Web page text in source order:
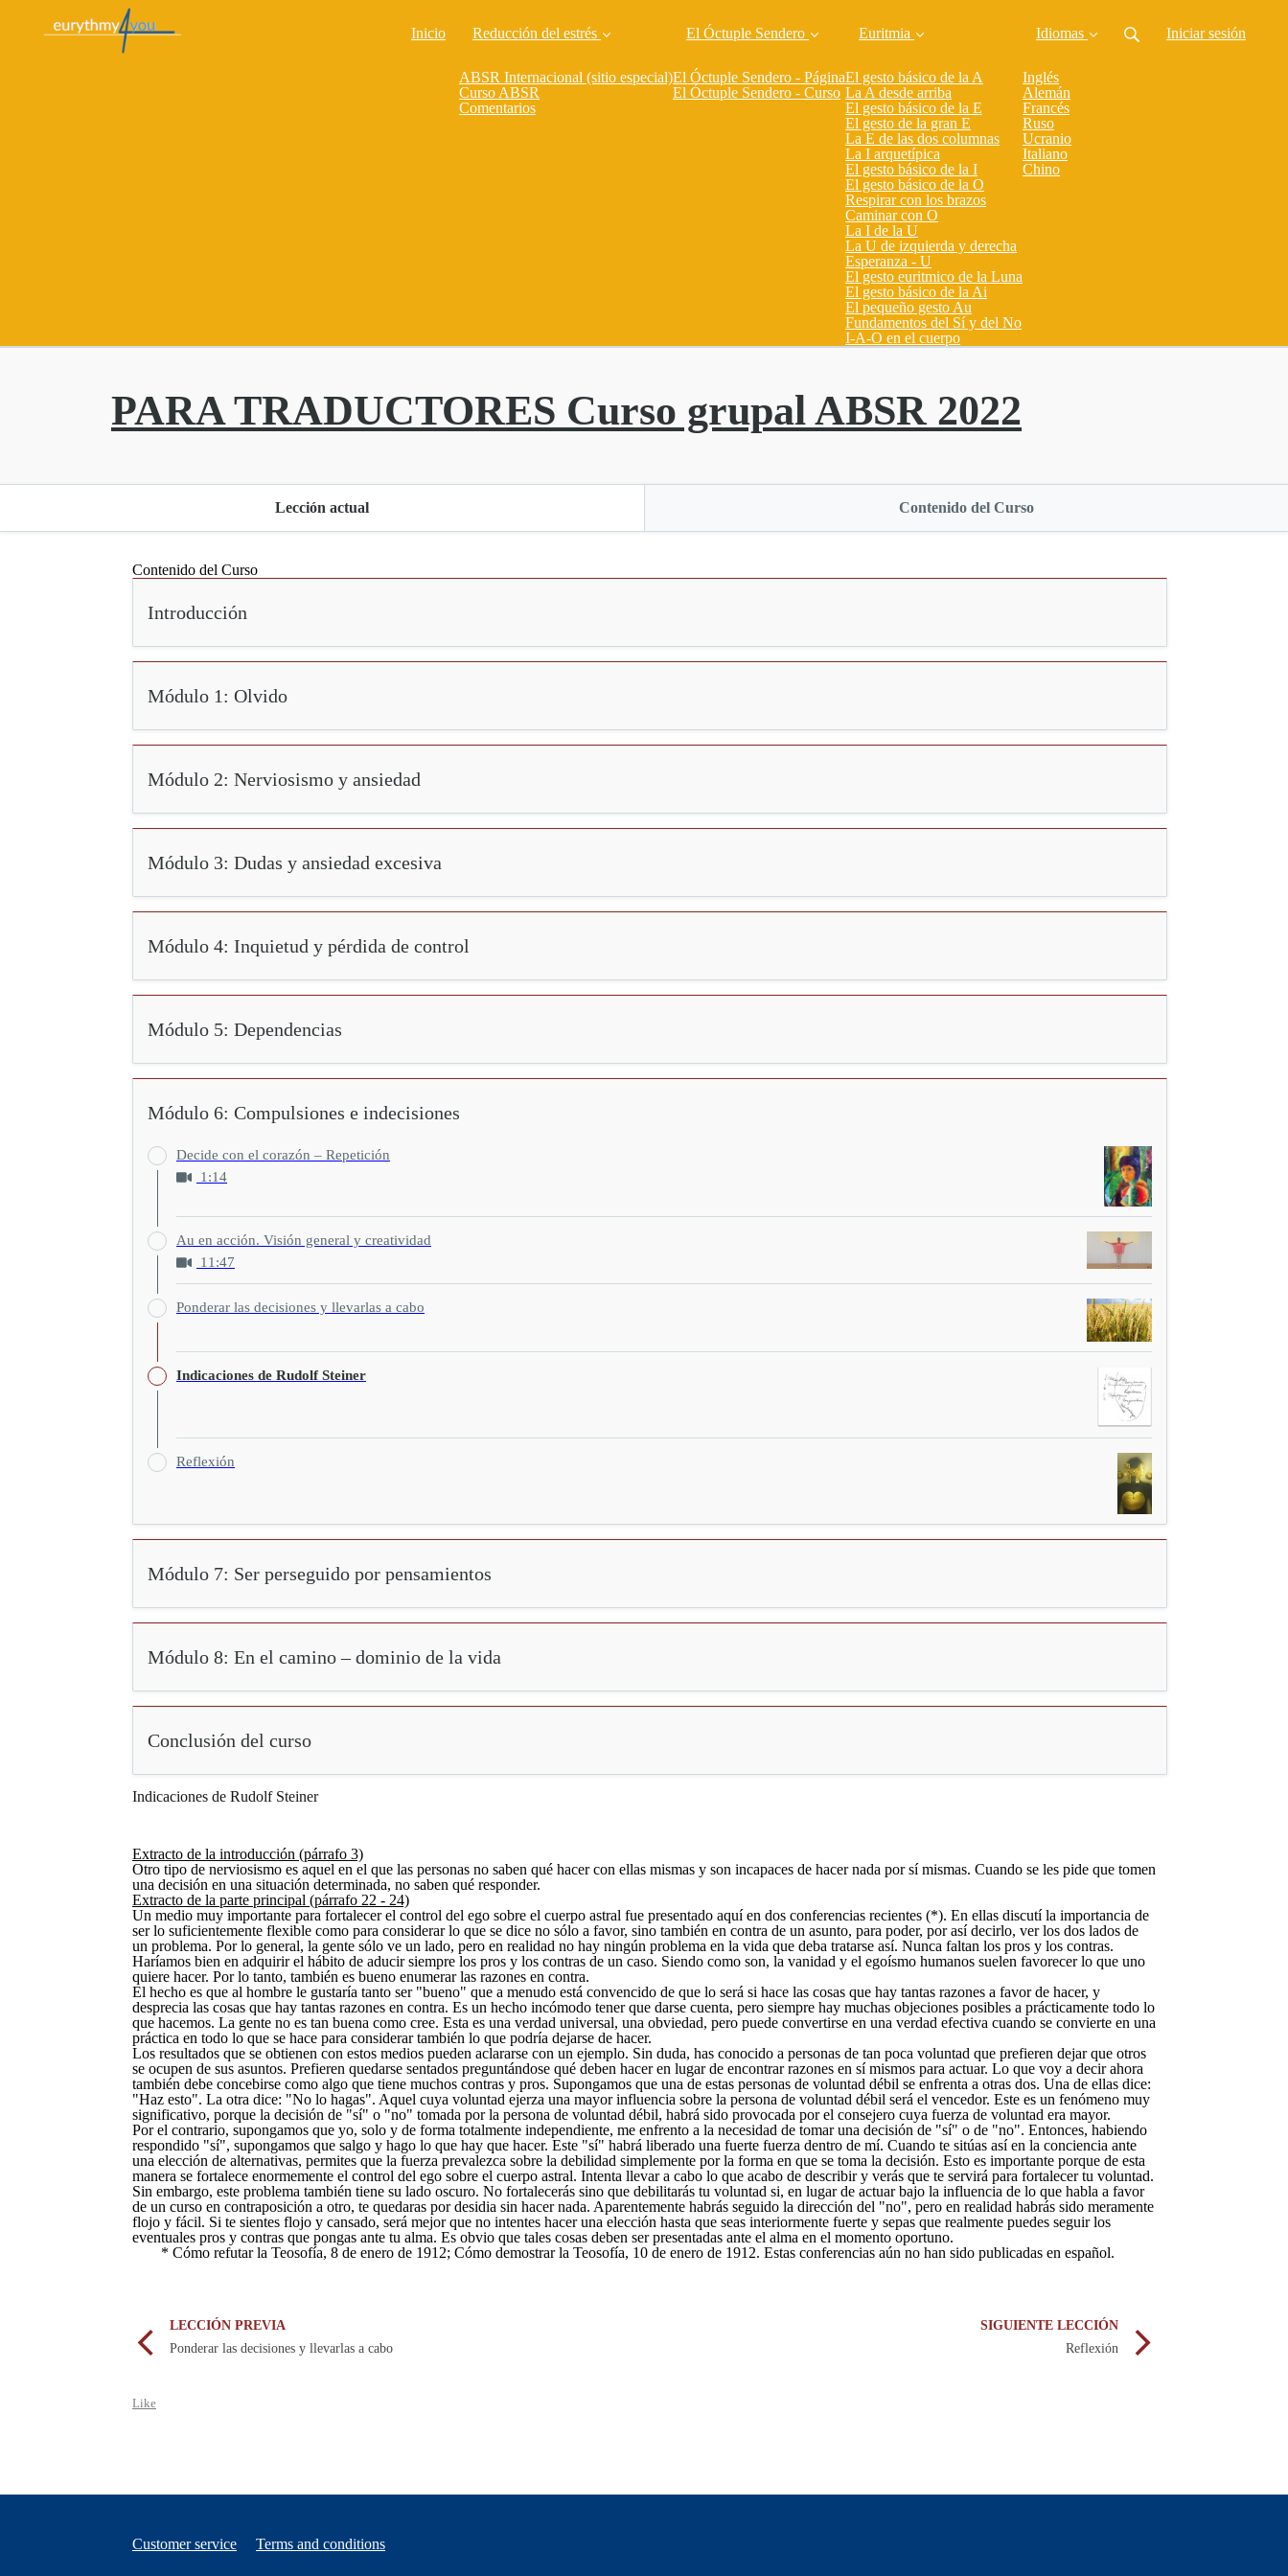
Inicio Reducción del estrés
ABSR Internacional (sitio especial)
Curso ABSR
Comentarios
El Óctuple Sendero
El Óctuple Sendero - Página
El Óctuple Sendero - Curso
Euritmia
El gesto básico de la A
La A desde arriba
El gesto básico de la E
El gesto de la gran E
La E de las dos columnas
La I arquetípica
El gesto básico de la I
El gesto básico de la O
Respirar con los brazos
Caminar con O
La I de la U
La U de izquierda y derecha
Esperanza - U
El gesto euritmico de la Luna
El gesto básico de la Ai
El pequeño gesto Au
Fundamentos del Sí y del No
I-A-O en el cuerpo
Idiomas
Inglés
Alemán
Francés
Ruso
Ucranio
Italiano
Chino
Iniciar sesión
PARA TRADUCTORES Curso grupal ABSR 2022
Lección actual Contenido del Curso
Contenido del Curso
Introducción
Módulo 1: Olvido
Módulo 2: Nerviosismo y ansiedad
Módulo 3: Dudas y ansiedad excesiva
Módulo 4: Inquietud y pérdida de control
Módulo 5: Dependencias
Módulo 6: Compulsiones e indecisiones
Decide con el corazón – Repetición
1:14
Au en acción. Visión general y creatividad
11:47
Ponderar las decisiones y llevarlas a cabo
Indicaciones de Rudolf Steiner
Reflexión
Módulo 7: Ser perseguido por pensamientos
Módulo 8: En el camino – dominio de la vida
Conclusión del curso
Indicaciones de Rudolf Steiner
Extracto de la introducción (párrafo 3)
Otro tipo de nerviosismo es aquel en el que las personas no saben qué hacer con ellas mismas y son incapaces de hacer nada por sí mismas. Cuando se les pide que tomen
una decisión en una situación determinada, no saben qué responder.
Extracto de la parte principal (párrafo 22 - 24)
Un medio muy importante para fortalecer el control del ego sobre el cuerpo astral fue presentado aquí en dos conferencias recientes (*). En ellas discutí la importancia de
ser lo suficientemente flexible como para considerar lo que se dice no sólo a favor, sino también en contra de un asunto, para poder, por así decirlo, ver los dos lados de
un problema. Por lo general, la gente sólo ve un lado, pero en realidad no hay ningún problema en la vida que deba tratarse así. Nunca faltan los pros y los contras.
Haríamos bien en adquirir el hábito de aducir siempre los pros y los contras de un caso. Siendo como son, la vanidad y el egoísmo humanos suelen favorecer lo que uno
quiere hacer. Por lo tanto, también es bueno enumerar las razones en contra.
El hecho es que al hombre le gustaría tanto ser "bueno" que a menudo está convencido de que lo será si hace las cosas que hay tantas razones a favor de hacer, y
desprecia las cosas que hay tantas razones en contra. Es un hecho incómodo tener que darse cuenta, pero siempre hay muchas objeciones posibles a prácticamente todo lo
que hacemos. La gente no es tan buena como cree. Esta es una verdad universal, una obviedad, pero puede convertirse en una verdad efectiva cuando se convierte en una
práctica en todo lo que se hace para considerar también lo que podría dejarse de hacer.
Los resultados que se obtienen con estos medios pueden aclararse con un ejemplo. Sin duda, has conocido a personas de tan poca voluntad que prefieren dejar que otros
se ocupen de sus asuntos. Prefieren quedarse sentados preguntándose qué deben hacer en lugar de encontrar razones en sí mismos para actuar. Lo que voy a decir ahora
también debe concebirse como algo que tiene muchos contras y pros. Supongamos que una de estas personas de voluntad débil se enfrenta a otras dos. Una de ellas dice:
"Haz esto". La otra dice: "No lo hagas". Aquel cuya voluntad ejerza una mayor influencia sobre la persona de voluntad débil será el vencedor. Este es un fenómeno muy
significativo, porque la decisión de "sí" o "no" tomada por la persona de voluntad débil, habrá sido provocada por el consejero cuya fuerza de voluntad era mayor.
Por el contrario, supongamos que yo, solo y de forma totalmente independiente, me enfrento a la necesidad de tomar una decisión de "sí" o de "no". Entonces, habiendo
respondido "sí", supongamos que salgo y hago lo que hay que hacer. Este "sí" habrá liberado una fuerte fuerza dentro de mí. Cuando te sitúas así en la conciencia ante
una elección de alternativas, permites que la fuerza prevalezca sobre la debilidad simplemente por la forma en que se toma la decisión. Esto es importante porque de esta
manera se fortalece enormemente el control del ego sobre el cuerpo astral. Intenta llevar a cabo lo que acabo de describir y verás que te servirá para fortalecer tu voluntad.
Sin embargo, este problema también tiene su lado oscuro. No fortalecerás sino que debilitarás tu voluntad si, en lugar de actuar bajo la influencia de lo que habla a favor
de un curso en contraposición a otro, te quedaras por desidia sin hacer nada. Aparentemente habrás seguido la dirección del "no", pero en realidad habrás sido meramente
flojo y fácil. Si te sientes flojo y cansado, será mejor que no intentes hacer una elección hasta que seas interiormente fuerte y sepas que realmente puedes seguir los
eventuales pros y contras que pongas ante tu alma. Es obvio que tales cosas deben ser presentadas ante el alma en el momento oportuno.
* Cómo refutar la Teosofía, 8 de enero de 1912; Cómo demostrar la Teosofía, 10 de enero de 1912. Estas conferencias aún no han sido publicadas en español.
LECCIÓN PREVIA
Ponderar las decisiones y llevarlas a cabo
SIGUIENTE LECCIÓN
Reflexión
Like
Customer service Terms and conditions